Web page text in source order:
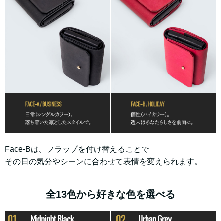
Face-Bは、フラップを付け替えることで
その日の気分やシーンに合わせて表情を変えられます。
全13色から好きな色を選べる